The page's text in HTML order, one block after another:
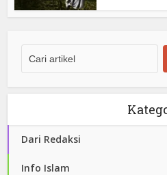
Dari Redaksi
Info Islam